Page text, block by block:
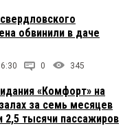
обвинили в даче
0 345
«Комфорт» на
за семь месяцев
2,5 тысячи пассажиров